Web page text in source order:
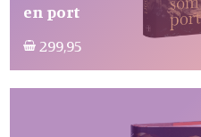
en port
299,95